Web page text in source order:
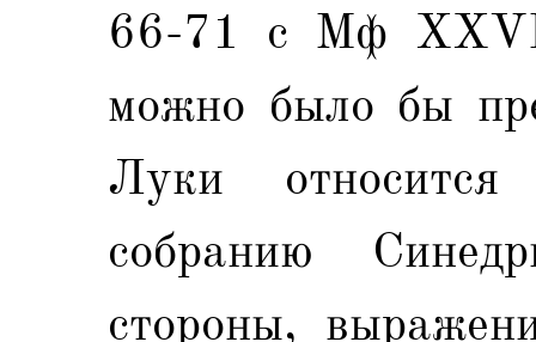
66-71 с Мф
можно было бы
Луки
собранию
стороны,